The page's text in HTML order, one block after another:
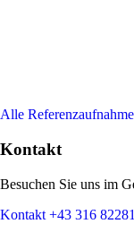
Alle
Kontakt
Besuchen Sie uns im
Kontakt +43 316